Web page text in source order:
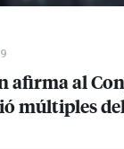
afirma al
múltiples